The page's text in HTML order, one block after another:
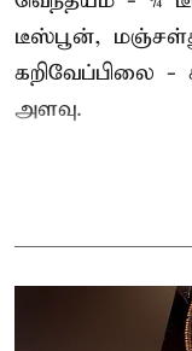
டீஸ்பூன்,
கறிவேப்பிலை -
அளவு.